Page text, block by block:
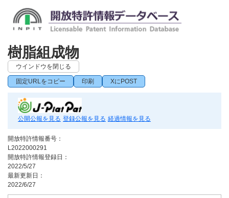
樹脂組成物
ウインドウを閉じる
固定URLをコピー 印刷 XにPOST
公開公報を見る 登録公報を見る 経過情報を見る
開放特許情報番号：
L2022000291
開放特許情報登録日：
2022/5/27
最新更新日：
2022/6/27